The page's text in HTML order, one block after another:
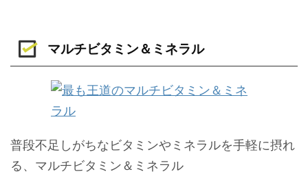
マルチビタミン＆ミネラル
普段不足しがちなビタミンやミネラルを手軽に摂れ
る、マルチビタミン＆ミネラル